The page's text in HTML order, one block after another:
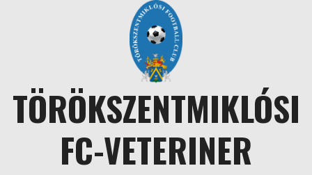
TÖRÖKSZENTMIKLÓSI
FC-VETERINER